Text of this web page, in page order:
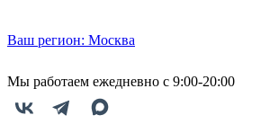
Ваш регион: Москва
Мы работаем ежедневно с 9:00-20:00